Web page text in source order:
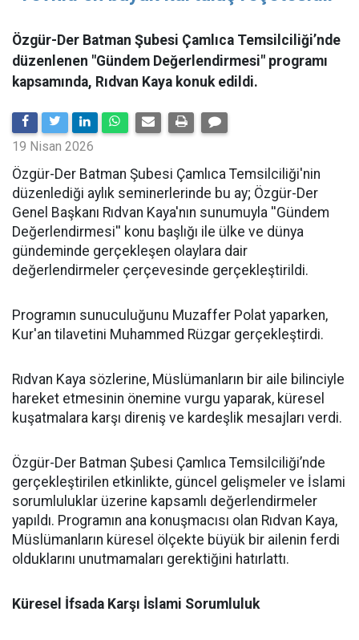
Özgür-Der Batman Şubesi Çamlıca Temsilciliği’nde
düzenlenen "Gündem Değerlendirmesi" programı
kapsamında, Rıdvan Kaya konuk edildi.
19 Nisan 2026
​Özgür-Der Batman Şubesi Çamlıca Temsilciliği'nin
düzenlediği aylık seminerlerinde bu ay; Özgür-Der
Genel Başkanı Rıdvan Kaya'nın sunumuyla ''Gündem
Değerlendirmesi'' konu başlığı ile ülke ve dünya
gündeminde gerçekleşen olaylara dair
değerlendirmeler çerçevesinde gerçekleştirildi.
Programın sunuculuğunu Muzaffer Polat yaparken,
Kur'an tilavetini Muhammed Rüzgar gerçekleştirdi.
Rıdvan Kaya sözlerine, Müslümanların bir aile bilinciyle
hareket etmesinin önemine vurgu yaparak, küresel
kuşatmalara karşı direniş ve kardeşlik mesajları verdi.
Özgür-Der Batman Şubesi Çamlıca Temsilciliği’nde
gerçekleştirilen etkinlikte, güncel gelişmeler ve İslami
sorumluluklar üzerine kapsamlı değerlendirmeler
yapıldı. Programın ana konuşmacısı olan Rıdvan Kaya,
Müslümanların küresel ölçekte büyük bir ailenin ferdi
olduklarını unutmamaları gerektiğini hatırlattı.
Küresel İfsada Karşı İslami Sorumluluk